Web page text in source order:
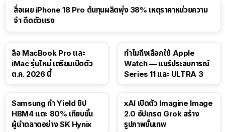
สื่อเผย iPhone 18 Pro ต้นทุนผลิตพุ่ง 38% เหตุราคาหน่วยความ
จำ ดีดตัวแรง
ลือ MacBook Pro และ
iMac รุ่นใหม่ เตรียมเปิดตัว
ต.ค. 2026 นี้
ทำไมถึงเลือกใช้ Apple
Watch — แชร์ประสบการณ์
Series 11 และ ULTRA 3
Samsung ทำ Yield ชิป
HBM4 แตะ 80% เทียบชั้น
ผู้นำตลาดอย่าง SK Hynix
xAI เปิดตัว Imagine Image
2.0 อัปเกรด Grok สร้าง
รูปภาพขั้นเทพ